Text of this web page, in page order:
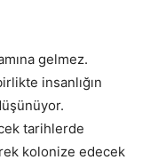
gelmez.
insanlığın
tarihlerde
kolonize edecek